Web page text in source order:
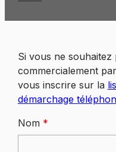
Si vous ne souhaitez
commercialement
vous inscrire sur la
démarchage
Nom *